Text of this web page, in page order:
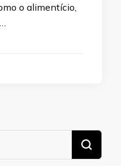
o alimentício,